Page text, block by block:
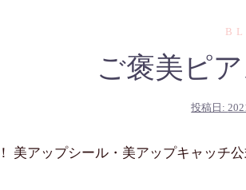
ご褒美ピ
投稿日:
美アップシール・美アップキャッチ